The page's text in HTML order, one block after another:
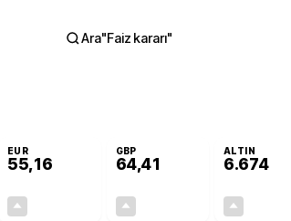
Ara"Faiz kararı"
EUR
55,16
GBP
64,41
ALTIN
6.674